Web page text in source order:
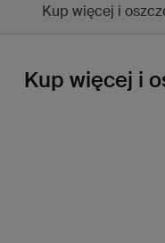
Kup więcej i
Kup więcej i